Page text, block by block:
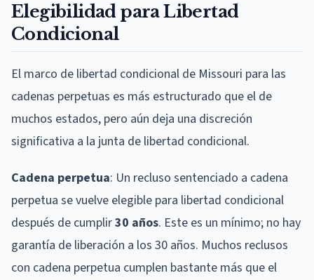
Elegibilidad para Libertad
Condicional
El marco de libertad condicional de Missouri para las
cadenas perpetuas es más estructurado que el de
muchos estados, pero aún deja una discreción
significativa a la junta de libertad condicional.
Cadena perpetua: Un recluso sentenciado a cadena
perpetua se vuelve elegible para libertad condicional
después de cumplir30 años. Este es un mínimo; no hay
garantía de liberación a los 30 años. Muchos reclusos
con cadena perpetua cumplen bastante más que el